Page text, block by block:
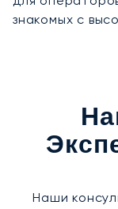
знакомых с
Наши